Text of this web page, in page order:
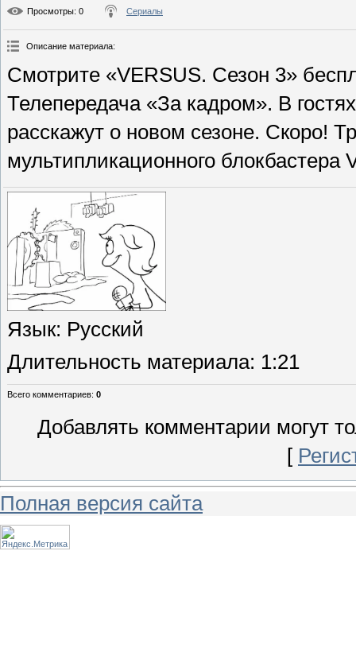
Просмотры: 0 Сериалы
Описание материала:
Смотрите «VERSUS. Сезон 3»
Телепередача «За кадром». В
расскажут о новом сезоне. Скоро!
мультипликационного блокбастера
Язык: Русский
Длительность материала: 1:21
Всего комментариев: 0
Добавлять комментарии могут
[
Полная версия сайта